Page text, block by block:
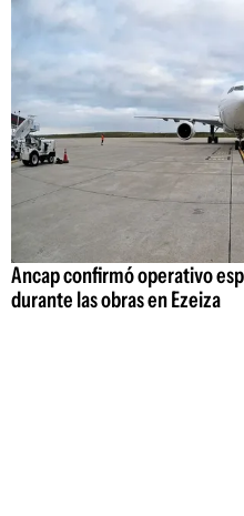
Ancap confirmó operativo
durante las obras en Ezeiza